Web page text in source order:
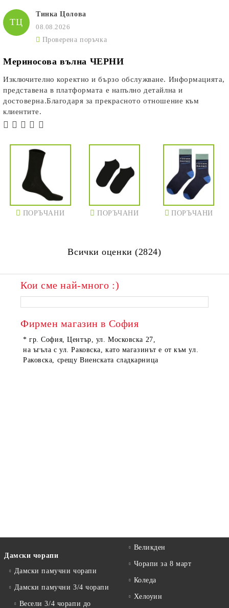
ТЦ
Тинка Цолова
08.08.2026
Проверена поръчка
Мериносова вълна ЧЕРНИ
Изключително коректно и бързо обслужване. Информацията,
представена в платформата е напълно детайлна и
достоверна.Благодаря за прекрасното отношение към
клиентите.
ПОРЪЧАНИ ПОРЪЧАНИ ПОРЪЧАНИ
ПОРЪЧАНИ
Всички оценки (2824)
Кои сме най-много :)
Фирмен магазин в София
* гр. София, Център, ул. Московска 27,
на ъгъла с ул. Раковска, като магазинът е от към ул.
Раковска, срещу Виенската сладкарница
Дамски чорапи
Дамски памучни чорапи
Дамски памучни 3/4 чорапи
Весели 3/4 чорапи до
Великден
Чорапи за 8 март
Коледа
Хелоуин